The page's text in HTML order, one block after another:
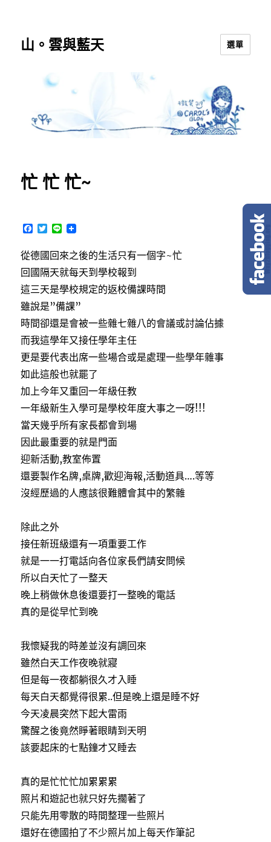
山。雲與藍天 選單
忙 忙 忙~
F
c
e
b
o
o
k
T
i
t
t
e
r
L
n
e
從德國回來之後的生活只有一個字~忙
回國隔天就每天到學校報到
這三天是學校規定的返校備課時間
雖說是”備課”
時間卻還是會被一些雜七雜八的會議或討論佔據
而我這學年又接任學年主任
更是要代表出席一些場合或是處理一些學年雜事
如此這般也就罷了
加上今年又重回一年級任教
一年級新生入學可是學校年度大事之一呀!!!
當天幾乎所有家長都會到場
因此最重要的就是門面
迎新活動,教室佈置
還要製作名牌,桌牌,歡迎海報,活動道具….等等
沒經歷過的人應該很難體會其中的繁雜
除此之外
接任新班級還有一項重要工作
就是一一打電話向各位家長們請安問候
所以白天忙了一整天
晚上稍做休息後還要打一整晚的電話
真的是從早忙到晚
我懷疑我的時差並沒有調回來
雖然白天工作夜晚就寢
但是每一夜都躺很久才入睡
每天白天都覺得很累..但是晚上還是睡不好
今天凌晨突然下起大雷雨
驚醒之後竟然睜著眼睛到天明
該要起床的七點鐘才又睡去
真的是忙忙忙加累累累
照片和遊記也就只好先擱著了
只能先用零散的時間整理一些照片
還好在德國拍了不少照片加上每天作筆記